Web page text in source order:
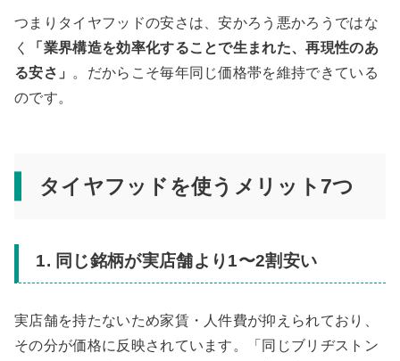
つまりタイヤフッドの安さは、安かろう悪かろうではな
く
「業界構造を効率化することで生まれた、再現性のあ
る安さ」
。だからこそ毎年同じ価格帯を維持できている
のです。
タイヤフッドを使うメリット7つ
1. 同じ銘柄が実店舗より1〜2割安い
実店舗を持たないため家賃・人件費が抑えられており、
その分が価格に反映されています。「同じブリヂストン